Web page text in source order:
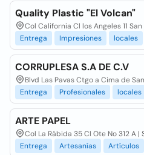
Quality Plastic "El Volcan"
Col California Cl los Angeles 11
Entrega
Impresiones locales
CORRUPLESA S.A DE C.V
Blvd Las Pavas Ctgo a Cima de
Entrega
Profesionales locales
ARTE PAPEL
Col La Rábida 35 Cl Ote No 312 A
Entrega
Artesanías Artículos